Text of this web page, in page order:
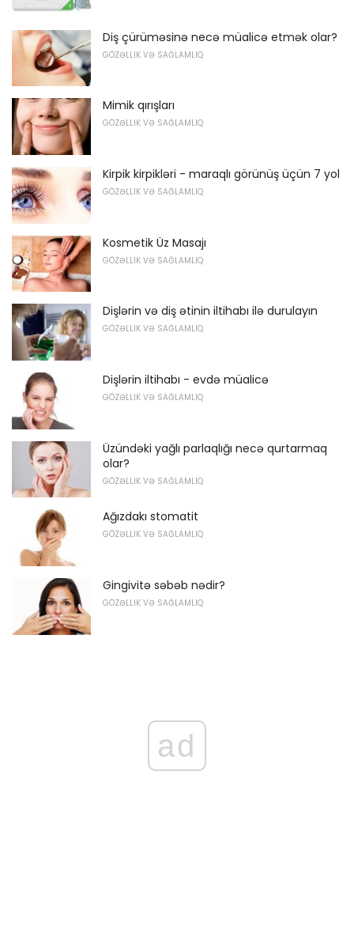
Diş çürüməsinə necə müalicə etmək olar?
GÖZƏLLIK VƏ SAĞLAMLIQ
Mimik qırışları
GÖZƏLLIK VƏ SAĞLAMLIQ
Kirpik kirpikləri - maraqlı görünüş üçün 7 yol
GÖZƏLLIK VƏ SAĞLAMLIQ
Kosmetik Üz Masajı
GÖZƏLLIK VƏ SAĞLAMLIQ
Dişlərin və diş ətinin iltihabı ilə durulayın
GÖZƏLLIK VƏ SAĞLAMLIQ
Dişlərin iltihabı - evdə müalicə
GÖZƏLLIK VƏ SAĞLAMLIQ
Üzündəki yağlı parlaqlığı necə qurtarmaq
olar?
GÖZƏLLIK VƏ SAĞLAMLIQ
Ağızdakı stomatit
GÖZƏLLIK VƏ SAĞLAMLIQ
Gingivitə səbəb nədir?
GÖZƏLLIK VƏ SAĞLAMLIQ
ad